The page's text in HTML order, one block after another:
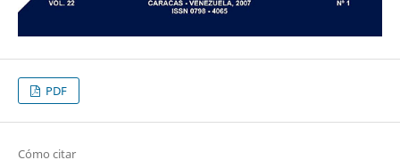
PDF
Cómo citar